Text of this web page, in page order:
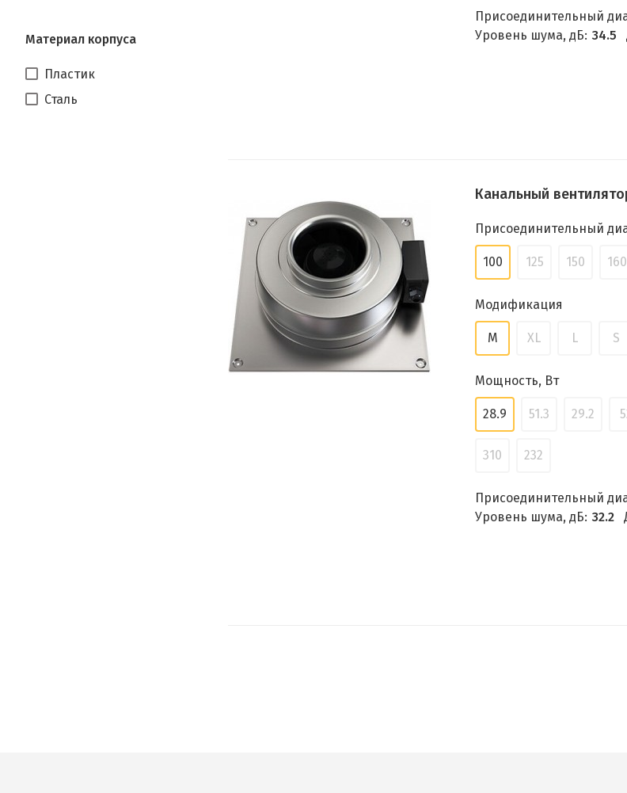
Материал корпуса
Пластик
Сталь
Присоединительный
Уровень шума, дБ: 34.5
Канальный
Присоединительный
100 125 150 160
Модификация
M XL L S
Мощность, Вт
28.9 51.3 29.2
310 232
Присоединительный
Уровень шума, дБ: 32.2